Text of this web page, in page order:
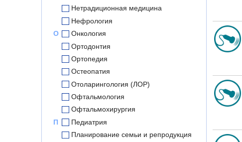
Нетрадиционная медицина
Нефрология
О
Онкология
Ортодонтия
Ортопедия
Остеопатия
Отоларингология (ЛОР)
Офтальмология
Офтальмохирургия
П
Педиатрия
Планирование семьи и репродукция